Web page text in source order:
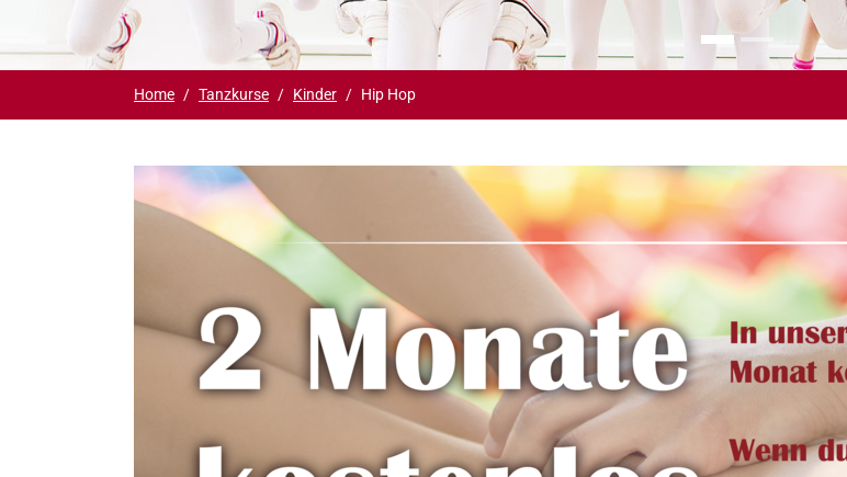
Du bist hier:
Home Tanzkurse Kinder Hip Hop
Show larger version